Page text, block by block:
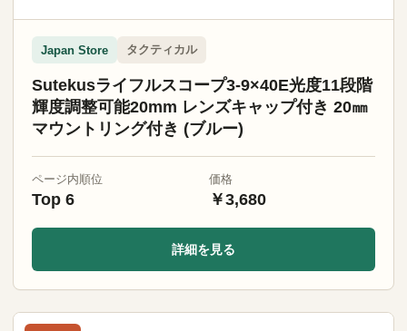
Japan Store タクティカル
Sutekusライフルスコープ3-9×40E光度11段階
輝度調整可能20mm レンズキャップ付き 20㎜
マウントリング付き (ブルー)
ページ内順位
Top 6
価格
￥3,680
詳細を見る